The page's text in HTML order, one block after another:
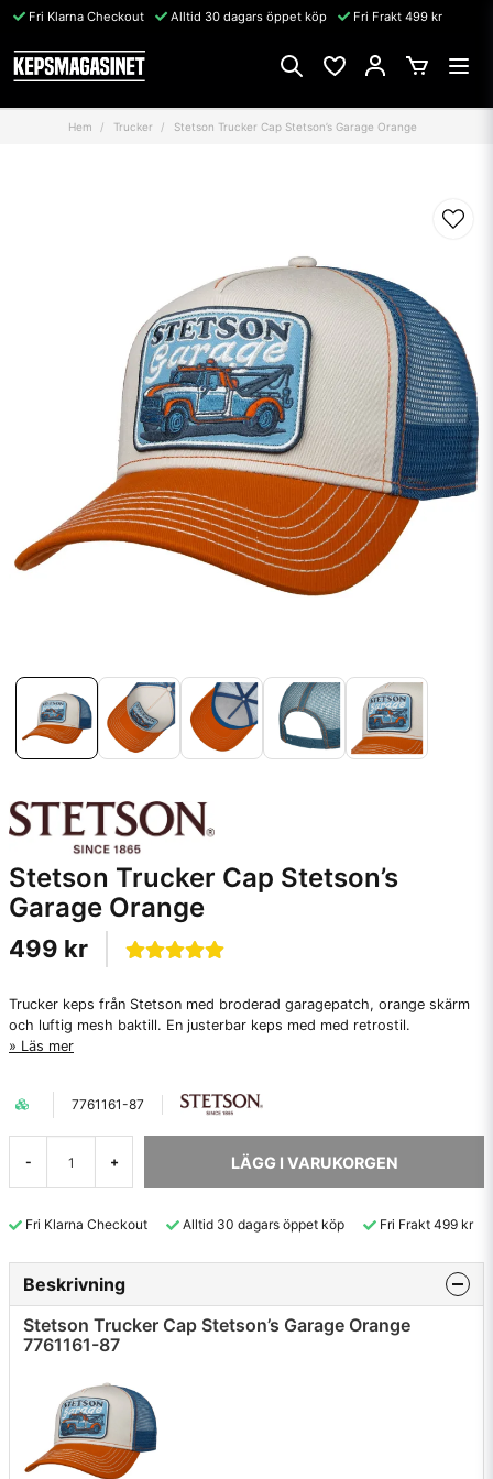
Fri Klarna Checkout Alltid 30 dagars öppet köp Fri Frakt 499 kr
Hem Trucker Stetson Trucker Cap Stetson’s Garage Orange
Stetson Trucker Cap Stetson’s
Garage Orange
499 kr
Trucker keps från Stetson med broderad garagepatch, orange skärm
och luftig mesh baktill. En justerbar keps med med retrostil.
Läs mer
7761161-87
- + LÄGG I VARUKORGEN
Fri Klarna Checkout Alltid 30 dagars öppet köp Fri Frakt 499 kr
Beskrivning
Stetson Trucker Cap Stetson’s Garage Orange
7761161-87